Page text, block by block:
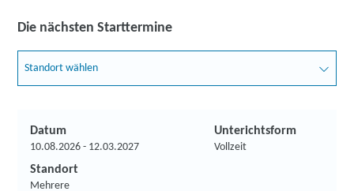
Die nächsten Starttermine
Standort wählen
Datum
10.08.2026 - 12.03.2027
Unterichtsform
Vollzeit
Standort
Mehrere